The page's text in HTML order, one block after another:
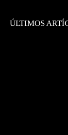
ÚLTIMOS